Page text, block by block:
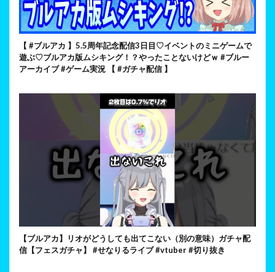
【 #ブルアカ 】5.5周年記念配信3日目♡イベントのミニゲームで
遊ぶ♡ブルアカ版ムシキング！？やったことないけどｗ #ブルー
アーカイブ #ゲーム実況 【 #ガチャ配信 】
【ブルアカ】リオがどうしても出てこない（別の意味）ガチャ配
信【フェスガチャ】 #せなりるライブ #vtuber #切り抜き